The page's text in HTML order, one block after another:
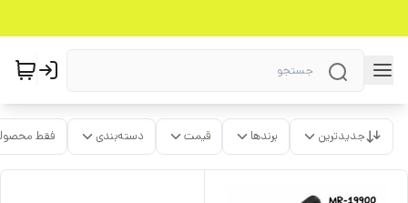
جدیدترین برندها قیمت دسته‌بندی فقط